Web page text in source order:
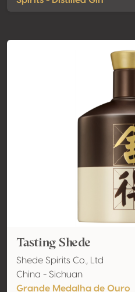
Tasting Shede
Shede Spirits Co., Ltd
China - Sichuan
Grande Medalha de Ouro